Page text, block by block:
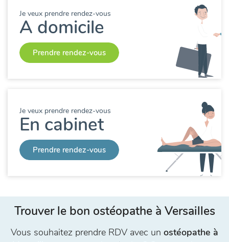
Je veux prendre rendez-vous
A domicile
Prendre rendez-vous
Je veux prendre rendez-vous
En cabinet
Prendre rendez-vous
Trouver le bon ostéopathe à Versailles
Vous souhaitez prendre RDV avec un ostéopathe à